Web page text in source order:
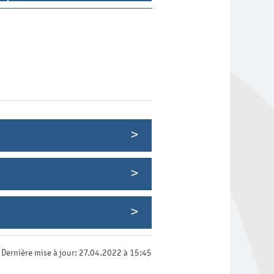
Dernière mise à jour: 27.04.2022 à 15:45